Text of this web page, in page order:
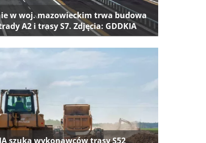
w woj. mazowieckim trwa budowa
A2 i trasy S7. Zdjęcia: GDDKIA
szuka wykonawców trasy S52